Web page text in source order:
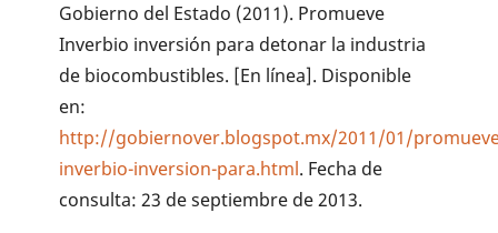
Gobierno del Estado (2011). Promueve
Inverbio inversión para detonar la industria
de biocombustibles. [En línea]. Disponible
en:
http://gobiernover.blogspot.mx/2011/01/
inverbio-inversion-para.html. Fecha de
consulta: 23 de septiembre de 2013.